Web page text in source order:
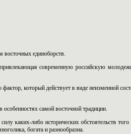
восточных единоборств.
современную российскую
который действует в виде неизменной
особенностях самой восточной традиции.
каких-либо исторических обстоятельств
богата и разнообразна.